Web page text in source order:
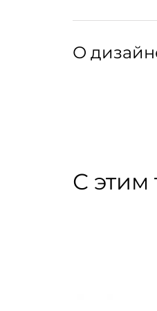
температурном
Свободный
серебристой
О
С этим